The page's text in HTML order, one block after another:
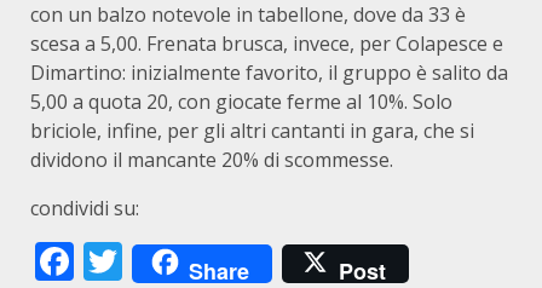
con un balzo notevole in tabellone, dove da 33 è
scesa a 5,00. Frenata brusca, invece, per Colapesce e
Dimartino: inizialmente favorito, il gruppo è salito da
5,00 a quota 20, con giocate ferme al 10%. Solo
briciole, infine, per gli altri cantanti in gara, che si
dividono il mancante 20% di scommesse.
condividi su:
Facebook
Twitter
Share Post